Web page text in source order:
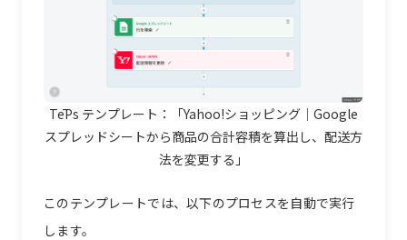
TēPs テンプレート：「Yahoo!ショッピング｜Google
スプレッドシートから商品の合計容積を算出し、配送方
法を変更する」
このテンプレートでは、以下のプロセスを自動で実行
します。